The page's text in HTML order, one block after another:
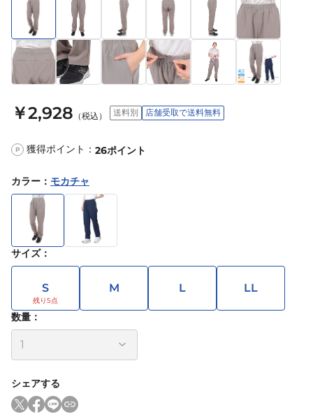
￥2,928 （税込） 送料別 店舗受取で送料無料
P 獲得ポイント： 26ポイント
カラー ： モカチャ
サイズ：
S M L LL
数量：
シェアする